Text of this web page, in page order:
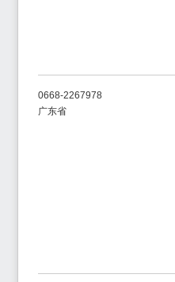
0668-2267978
广东省